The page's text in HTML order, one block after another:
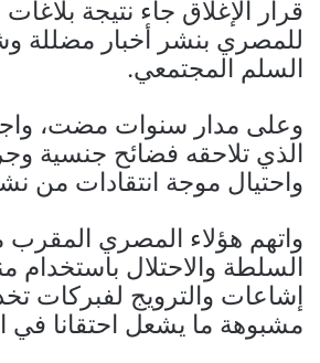
قرار الإغلاق جاء نتيجة
للمصري بنشر أخبار مضللة
السلم المجتمعي.
وعلى مدار سنوات مضت،
الذي تلاحقه فضائح جنسية
واحتيال موجة انتقادات من
واتهم هؤلاء المصري
السلطة والاحتلال باستخدام
إشاعات والترويج لفبركات
مشبوهة ما يشعل احتقانا في